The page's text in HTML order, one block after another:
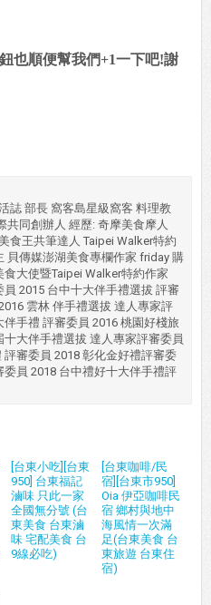
也順便幫我們+1一下吧!謝
誌 部長 窩客島星級窩客 料理教
共同創辦人 經歷: 奇摩美食摩人
食王共筆達人 Taipei Walker特約
貝傳媒澎湖美食專欄作家 friday 購
大使暨Taipei Walker特約作家
2015 台中十大伴手禮選拔 評審
雲林 伴手禮選拔 達人專家評
手禮 評審委員 2016 桃園好棧旅
大伴手禮選拔 達人專家評審委員
審委員 2018 彰化金好禮評審委
員 2018 台中禮好十大伴手禮評
[台東小吃][台東
950] 台東福記
滷味 只此一家
全國無分號 (台
東美食 台東滷
味 宅配美食 台
9線必吃)
[台東咖啡/民
宿][台東市950]
Oia 伊亞咖啡民
宿 鄉村與地中
海風情一次滿
足(台東美食 台
東旅遊 台東住
宿)